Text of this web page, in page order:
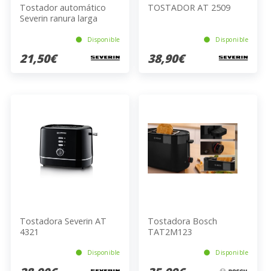
Tostador automático
Severin ranura larga
Disponible
21,50€
TOSTADOR AT 2509
Disponible
38,90€
Tostadora Severin AT
4321
Disponible
Tostadora Bosch
TAT2M123
Disponible